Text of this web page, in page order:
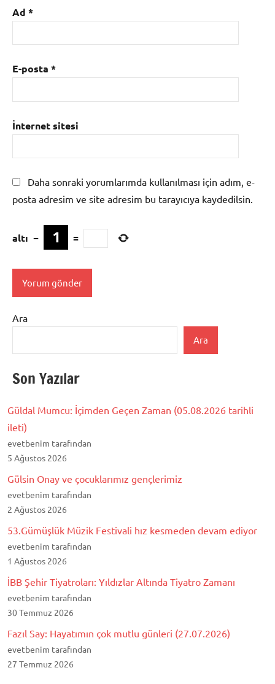
Ad *
E-posta *
İnternet sitesi
Daha sonraki yorumlarımda kullanılması için adım, e-
posta adresim ve site adresim bu tarayıcıya kaydedilsin.
altı − =
Ara
Ara
Son Yazılar
Güldal Mumcu: İçimden Geçen Zaman (05.08.2026 tarihli
ileti)
evetbenim tarafından
5 Ağustos 2026
Gülsin Onay ve çocuklarımız gençlerimiz
evetbenim tarafından
2 Ağustos 2026
53.Gümüşlük Müzik Festivali hız kesmeden devam ediyor
evetbenim tarafından
1 Ağustos 2026
İBB Şehir Tiyatroları: Yıldızlar Altında Tiyatro Zamanı
evetbenim tarafından
30 Temmuz 2026
Fazıl Say: Hayatımın çok mutlu günleri (27.07.2026)
evetbenim tarafından
27 Temmuz 2026